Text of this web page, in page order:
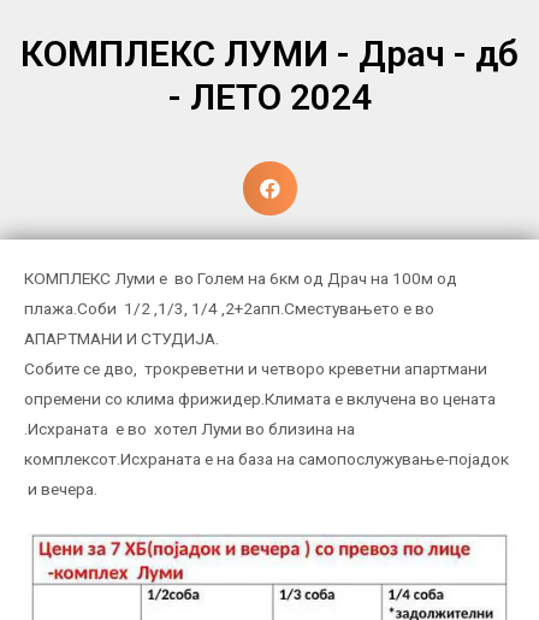
КОМПЛЕКС ЛУМИ - Драч - дб
- ЛЕТО 2024
КОМПЛЕКС Луми е во Голем на 6км од Драч на 100м од
плажа.Соби 1/2 ,1/3, 1/4 ,2+2апп.Сместувањето е во
АПАРТМАНИ И СТУДИЈА.
Собите се дво, трокреветни и четворо креветни апартмани
опремени со клима фрижидер.Климата е вклучена во цената
.Исхраната е во хотел Луми во близина на
комплексот.Исхраната е на база на самопослужување-појадок
и вечера.